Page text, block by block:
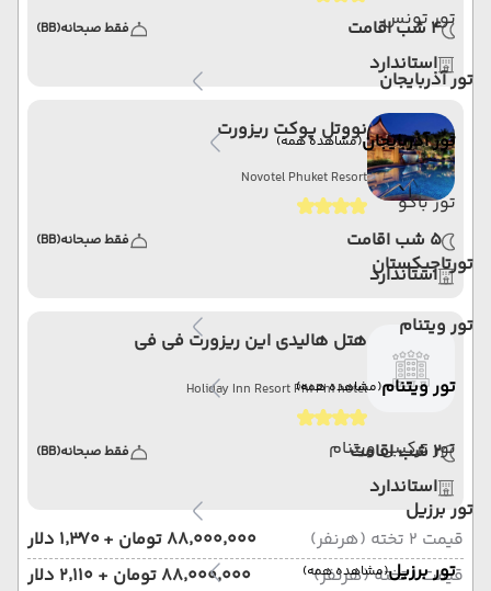
تور تونس
تور آذربایجان
تور آذربایجان(مشاهده همه)
تور باکو
تورتاجیکستان
تور ویتنام
تور ویتنام(مشاهده همه)
تور ترکیبی ویتنام
تور برزیل
تور برزیل(مشاهده همه)
4 شب اقامت فقط صبحانه(BB)
استاندارد
نووتل پوکت ریزورت
Novotel Phuket Resort
5 شب اقامت فقط صبحانه(BB)
استاندارد
هتل هالیدی این ریزورت فی فی
Holiday Inn Resort Phi Phi hotel
2 شب اقامت فقط صبحانه(BB)
استاندارد
قیمت 2 تخته (هرنفر)
۸۸٬۰۰۰٬۰۰۰ تومان + ۱٬۳۷۰ دلار
قیمت 1 تخته (هرنفر)
۸۸٬۰۰۰٬۰۰۰ تومان + ۲٬۱۱۰ دلار